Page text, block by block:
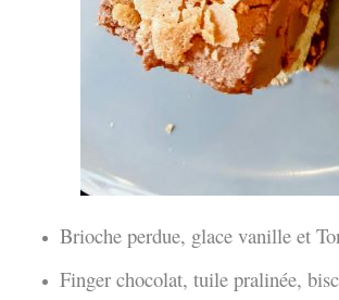
Brioche perdue, glace vanille et
Finger chocolat, tuile pralinée,